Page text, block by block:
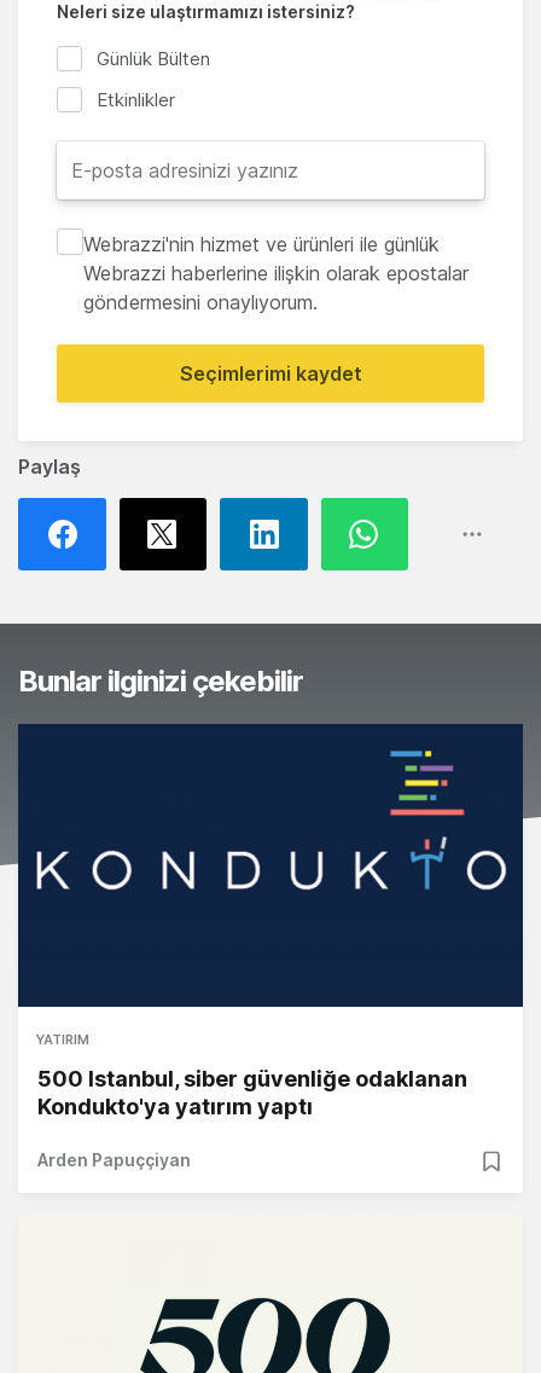
Paylaş
Neleri size ulaştırmamızı istersiniz?
Günlük Bülten
Etkinlikler
Webrazzi'nin hizmet ve ürünleri ile günlük
Webrazzi haberlerine ilişkin olarak epostalar
göndermesini onaylıyorum.
Seçimlerimi kaydet
Bunlar ilginizi çekebilir
YATIRIM
500 Istanbul, siber güvenliğe odaklanan
Kondukto'ya yatırım yaptı
Arden Papuççiyan